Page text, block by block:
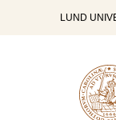
LUND